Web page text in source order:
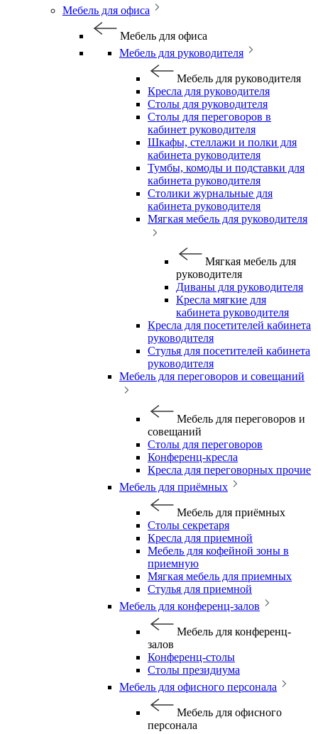
Мебель для офиса
Мебель для офиса
Мебель для руководителя
Мебель для руководителя
Кресла для руководителя
Столы для руководителя
Столы для переговоров в
кабинет руководителя
Шкафы, стеллажи и полки для
кабинета руководителя
Тумбы, комоды и подставки для
кабинета руководителя
Столики журнальные для
кабинета руководителя
Мягкая мебель для руководителя
Мягкая мебель для
руководителя
Диваны для руководителя
Кресла мягкие для
кабинета руководителя
Кресла для посетителей кабинета
руководителя
Стулья для посетителей кабинета
руководителя
Мебель для переговоров и совещаний
Мебель для переговоров и
совещаний
Столы для переговоров
Конференц-кресла
Кресла для переговорных прочие
Мебель для приёмных
Мебель для приёмных
Столы секретаря
Кресла для приемной
Мебель для кофейной зоны в
приемную
Мягкая мебель для приемных
Стулья для приемной
Мебель для конференц-залов
Мебель для конференц-
залов
Конференц-столы
Столы президиума
Мебель для офисного персонала
Мебель для офисного
персонала